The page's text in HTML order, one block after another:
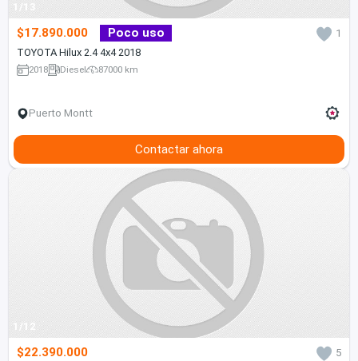
1/13
$17.890.000 Poco uso
1
TOYOTA Hilux 2.4 4x4 2018
2018 Diesel 87000 km
Puerto Montt
Contactar ahora
1/12
$22.390.000
5